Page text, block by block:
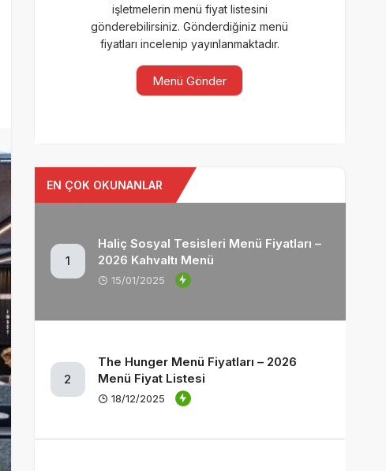
işletmelerin menü fiyat listesini
gönderebilirsiniz. Gönderdiğiniz menü
fiyatları incelenip yayınlanmaktadır.
Menü Gönder
EN ÇOK OKUNANLAR
1
Haliç Sosyal Tesisleri Menü Fiyatları –
2026 Kahvaltı Menü
15/01/2025
2
The Hunger Menü Fiyatları – 2026
Menü Fiyat Listesi
18/12/2025